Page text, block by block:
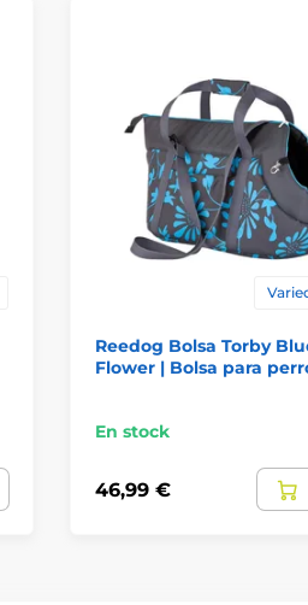
Reedog Bolsa Torby
Flower | Bolsa para
En stock
46,99 €